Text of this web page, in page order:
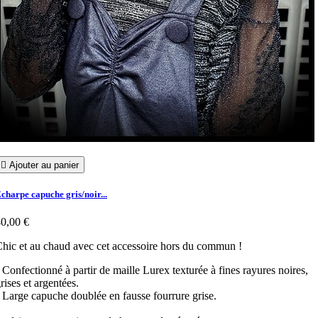
 Ajouter au panier
capuche gris/noir...
€
et au chaud avec cet accessoire hors du commun !
Confectionné à partir de maille Lurex texturée à fines rayures noires,
et argentées.
Large capuche doublée en fausse fourrure grise.